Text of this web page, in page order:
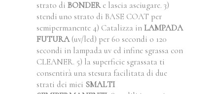
strato di BONDERe lascia asciugare. 3)
stendi uno strato di BASE COAT per
semipermanente 4) Catalizza inLAMPADA
FUTURA(uv/led) per 60 secondi o 120
secondi in lampada uv ed infine sgrassa con
CLEANER. 5) la superficie sgrassata ti
consentirà una stesura facilitata di due
strati dei miei SMALTI